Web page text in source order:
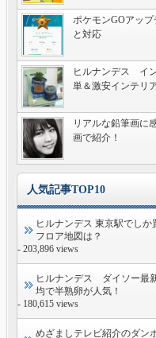
ポケモンGOアッ
と対応
ヒルナンデス イ
単＆激安インテリ
リアルな鉛筆画に
画で紹介！
人気記事TOP10
ヒルナンデス 東京駅でし
フロア地図は？
- 203,896 views
ヒルナンデス ダイソー最
均で半熟卵が人気！
- 180,615 views
めざましテレビ紹介のダン